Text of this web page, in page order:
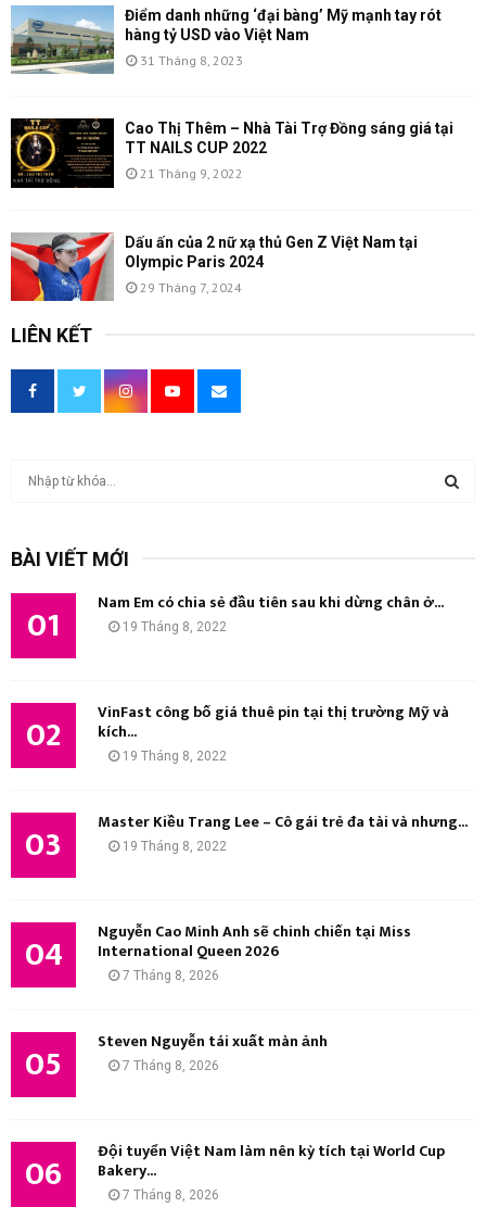
Điểm danh những ‘đại bàng’ Mỹ mạnh tay rót
hàng tỷ USD vào Việt Nam
31 Tháng 8, 2023
Cao Thị Thêm – Nhà Tài Trợ Đồng sáng giá tại
TT NAILS CUP 2022
21 Tháng 9, 2022
Dấu ấn của 2 nữ xạ thủ Gen Z Việt Nam tại
Olympic Paris 2024
29 Tháng 7, 2024
LIÊN KẾT
BÀI VIẾT MỚI
01 Nam Em có chia sẻ đầu tiên sau khi dừng chân ở...
19 Tháng 8, 2022
02 VinFast công bố giá thuê pin tại thị trường Mỹ và
kích...
19 Tháng 8, 2022
03 Master Kiều Trang Lee – Cô gái trẻ đa tài và nhưng...
19 Tháng 8, 2022
04 Nguyễn Cao Minh Anh sẽ chinh chiến tại Miss
International Queen 2026
7 Tháng 8, 2026
05 Steven Nguyễn tái xuất màn ảnh
7 Tháng 8, 2026
06 Đội tuyển Việt Nam làm nên kỳ tích tại World Cup
Bakery...
7 Tháng 8, 2026